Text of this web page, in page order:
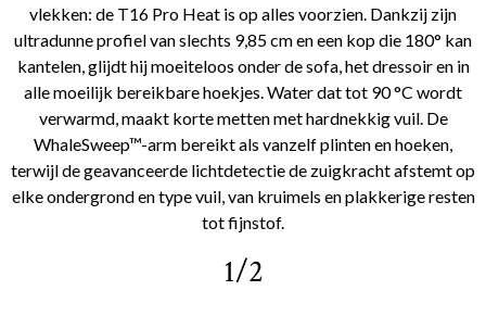
vlekken: de T16 Pro Heat is op alles voorzien. Dankzij zijn
ultradunne profiel van slechts 9,85 cm en een kop die 180° kan
kantelen, glijdt hij moeiteloos onder de sofa, het dressoir en in
alle moeilijk bereikbare hoekjes. Water dat tot 90 °C wordt
verwarmd, maakt korte metten met hardnekkig vuil. De
WhaleSweep™-arm bereikt als vanzelf plinten en hoeken,
terwijl de geavanceerde lichtdetectie de zuigkracht afstemt op
elke ondergrond en type vuil, van kruimels en plakkerige resten
tot fijnstof.
1/2